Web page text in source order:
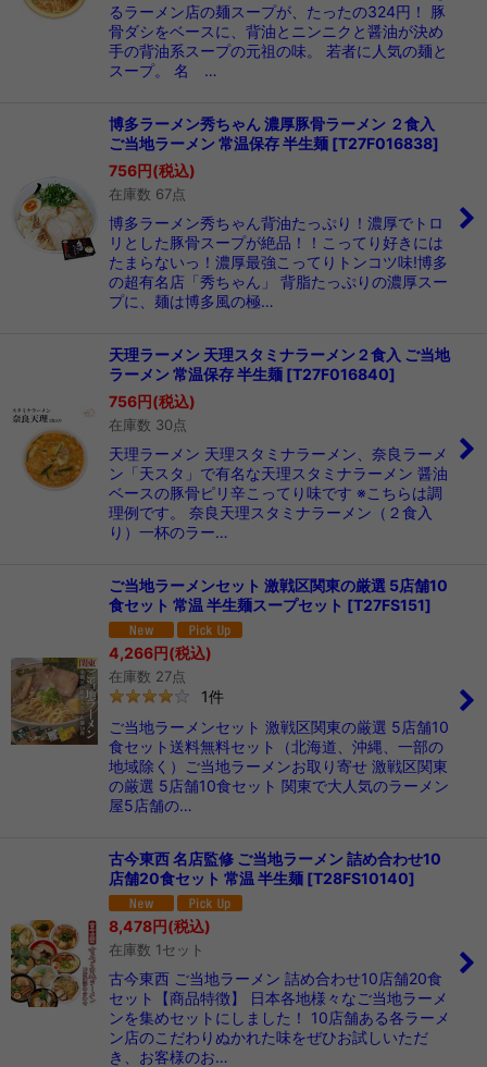
るラーメン店の麺スープが、たったの324円！ 豚
骨ダシをベースに、背油とニンニクと醤油が決め
手の背油系スープの元祖の味。 若者に人気の麺と
スープ。 名 …
博多ラーメン秀ちゃん 濃厚豚骨ラーメン ２食入
ご当地ラーメン 常温保存 半生麺 [T27F016838]
756円(税込)
在庫数 67点
博多ラーメン秀ちゃん背油たっぷり！濃厚でトロ
リとした豚骨スープが絶品！！こってり好きには
たまらないっ！濃厚最強こってりトンコツ味!博多
の超有名店「秀ちゃん」 背脂たっぷりの濃厚スー
プに、麺は博多風の極…
天理ラーメン 天理スタミナラーメン２食入 ご当地
ラーメン 常温保存 半生麺 [T27F016840]
756円(税込)
在庫数 30点
天理ラーメン 天理スタミナラーメン、奈良ラーメ
ン「天スタ」で有名な天理スタミナラーメン 醤油
ベースの豚骨ピリ辛こってり味です ※こちらは調
理例です。 奈良天理スタミナラーメン（２食入
り）一杯のラー…
ご当地ラーメンセット 激戦区関東の厳選 5店舗10
食セット 常温 半生麺スープセット [T27FS151]
4,266円(税込)
在庫数 27点
1件
ご当地ラーメンセット 激戦区関東の厳選 5店舗10
食セット送料無料セット（北海道、沖縄、一部の
地域除く）ご当地ラーメンお取り寄せ 激戦区関東
の厳選 5店舗10食セット 関東で大人気のラーメン
屋5店舗の…
古今東西 名店監修 ご当地ラーメン 詰め合わせ10
店舗20食セット 常温 半生麺 [T28FS10140]
8,478円(税込)
在庫数 1セット
古今東西 ご当地ラーメン 詰め合わせ10店舗20食
セット【商品特徴】 日本各地様々なご当地ラーメ
ンを集めセットにしました！ 10店舗ある各ラーメ
ン店のこだわりぬかれた味をぜひお試しいただ
き、お客様のお…